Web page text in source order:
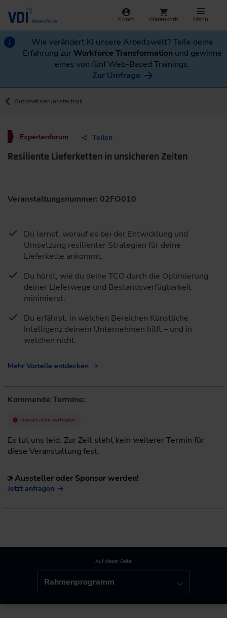
Konto Warenkorb Menü
Wie verändert KI unsere Arbeitswelt? Teile deine
Erfahrung zurWorkforce Transformation und gewinne
eines von fünf Web-Based Trainings.
Zur Umfrage
Automatisierungstechnik
Expertenforum Teilen
Resiliente Lieferketten in unsicheren Zeiten
Veranstaltungsnummer: 02FO010
Du lernst, worauf es bei der Entwicklung und
Umsetzung resilienter Strategien für deine
Lieferkette ankommt.
Du hörst, wie du deine TCO durch die Optimierung
deiner Lieferwege und Bestandsverfügbarkeit
minimierst.
Du erfährst, in welchen Bereichen Künstliche
Intelligenz deinem Unternehmen hilft – und in
welchen nicht.
Mehr Vorteile entdecken
Kommende Termine:
Derzeit nicht verfügbar
Es tut uns leid. Zur Zeit steht kein weiterer Termin für
diese Veranstaltung fest.
Aussteller oder Sponsor werden!
Jetzt anfragen
Auf dieser Seite:
Rahmenprogramm